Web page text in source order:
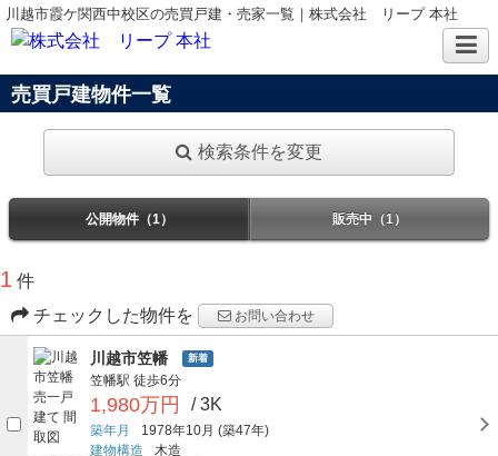
川越市霞ケ関西中校区の売買戸建・売家一覧｜株式会社 リープ 本社
売買戸建物件一覧
検索条件を変更
公開物件（1） 販売中（1）
1 件
チェックした物件を
お問い合わせ
川越市笠幡 新着
笠幡駅 徒歩6分
1,980万円 / 3K
築年月 1978年10月 (築47年)
建物構造
木造